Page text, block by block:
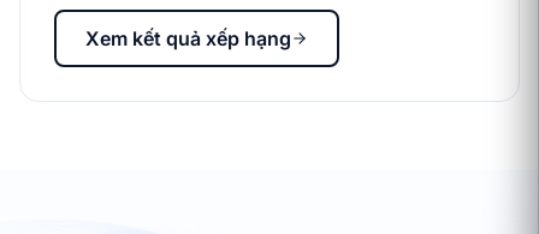
Xem kết quả xếp hạng